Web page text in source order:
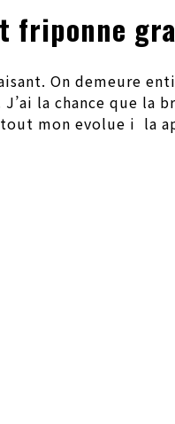
friponne
On demeure
la chance que la
tout mon evolue i la